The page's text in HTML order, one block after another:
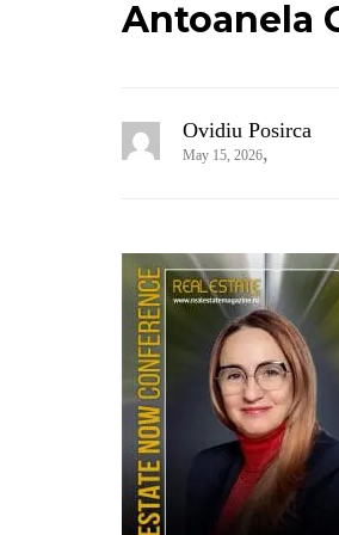
Antoanela
Ovidiu Posirca
May 15, 2026,